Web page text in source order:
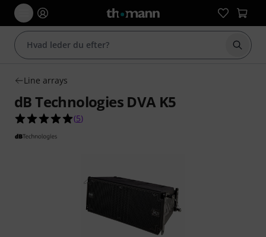
Start
Line arrays
dB Technologies DVA K5
5.0 ud af 5 stjerner fra 5 kundebedømmelser
(5)